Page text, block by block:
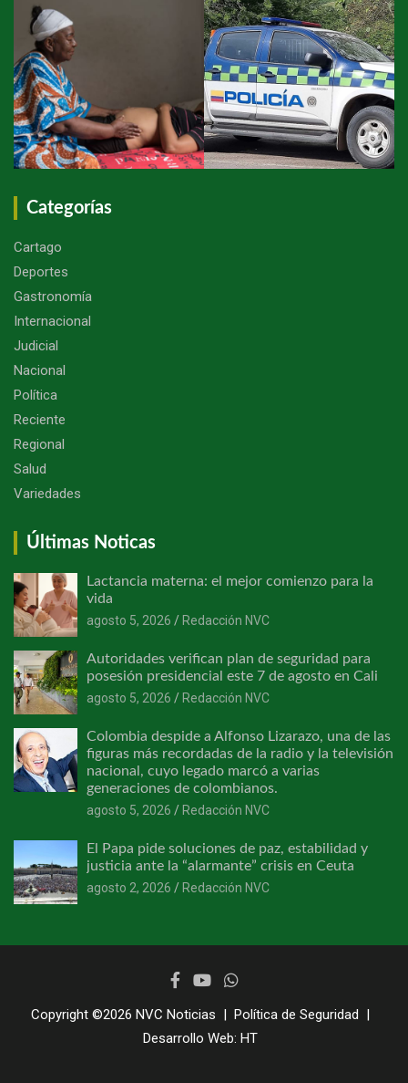
Categorías
Cartago
Deportes
Gastronomía
Internacional
Judicial
Nacional
Política
Reciente
Regional
Salud
Variedades
Últimas Noticas
Lactancia materna: el mejor comienzo para la
vida
agosto 5, 2026
Redacción NVC
Autoridades verifican plan de seguridad para
posesión presidencial este 7 de agosto en Cali
agosto 5, 2026
Redacción NVC
Colombia despide a Alfonso Lizarazo, una de las
figuras más recordadas de la radio y la televisión
nacional, cuyo legado marcó a varias
generaciones de colombianos.
agosto 5, 2026
Redacción NVC
El Papa pide soluciones de paz, estabilidad y
justicia ante la “alarmante” crisis en Ceuta
agosto 2, 2026
Redacción NVC
Copyright ©2026 NVC Noticias
Política de Seguridad
Desarrollo Web: HT